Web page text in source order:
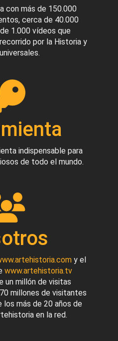
con más de 150.000
cerca de 40.000
1.000 vídeos que
por la Historia y
indispensable para
de todo el mundo.
y el
www.artehistoria.tv
un millón de visitas
millones de visitantes
más de 20 años de
en la red.